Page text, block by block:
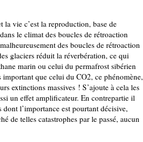
vie c’est la reproduction, base de
le climat des boucles de rétroaction
des boucles de rétroaction
glaciers réduit la réverbération, ce qui
marin ou celui du permafrost sibérien
que celui du CO2, ce phénomène,
extinctions massives ! S’ajoute à cela les
un effet amplificateur. En contrepartie il
l’importance est pourtant décisive,
de telles catastrophes par le passé, aucun